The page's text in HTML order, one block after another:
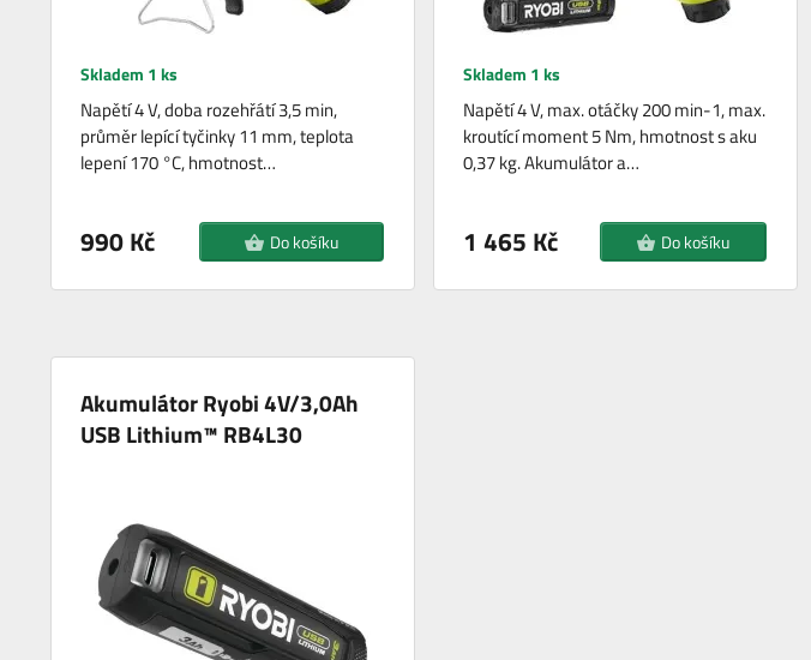
Skladem 1 ks
Napětí 4 V, doba rozehřátí 3,5 min,
průměr lepící tyčinky 11 mm, teplota
lepení 170 °C, hmotnost…
990 Kč Do košíku
Skladem 1 ks
Napětí 4 V, max. otáčky 200 min-1, max.
kroutící moment 5 Nm, hmotnost s aku
0,37 kg. Akumulátor a…
1 465 Kč Do košíku
Akumulátor Ryobi 4V/3,0Ah
USB Lithium™ RB4L30